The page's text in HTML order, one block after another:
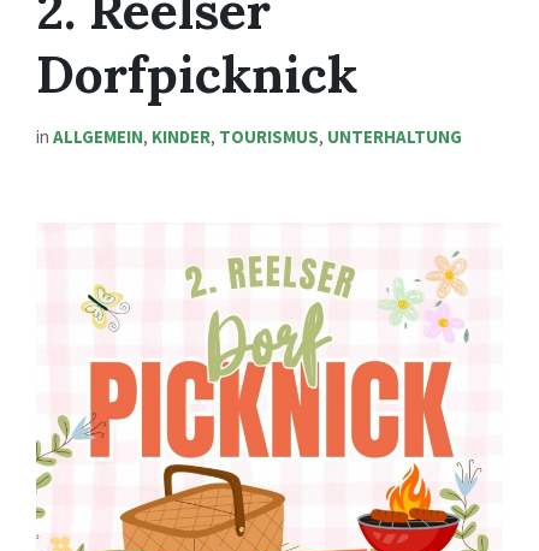
Dorfpicknick
in ALLGEMEIN, KINDER, TOURISMUS, UNTERHALTUNG